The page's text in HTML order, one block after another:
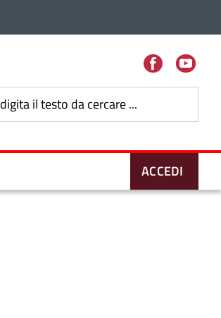
Facebook
digita il testo da cercare ...
ACCEDI